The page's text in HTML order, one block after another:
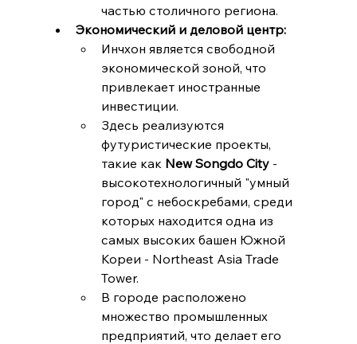
частью столичного региона.
Экономический и деловой центр:
Инчхон является свободной
экономической зоной, что
привлекает иностранные
инвестиции.
Здесь реализуются
футуристические проекты,
такие как New Songdo City -
высокотехнологичный "умный
город" с небоскребами, среди
которых находится одна из
самых высоких башен Южной
Кореи - Northeast Asia Trade
Tower.
В городе расположено
множество промышленных
предприятий, что делает его